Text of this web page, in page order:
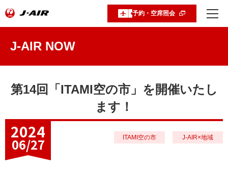
予約・空席照会
J-AIR NOW
2024
06/27
第14回「ITAMI空の市」を開催いたし
ます！
ITAMI空の市 J-AIR×地域